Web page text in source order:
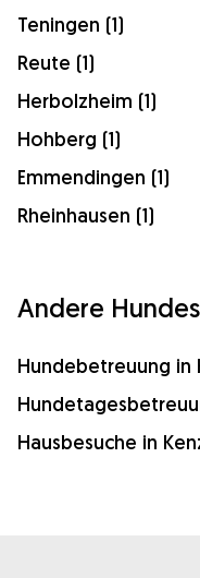
Teningen (1)
Reute (1)
Herbolzheim (1)
Hohberg (1)
Emmendingen (1)
Rheinhausen (1)
Andere
Hundebetreuung in
Hausbesuche in